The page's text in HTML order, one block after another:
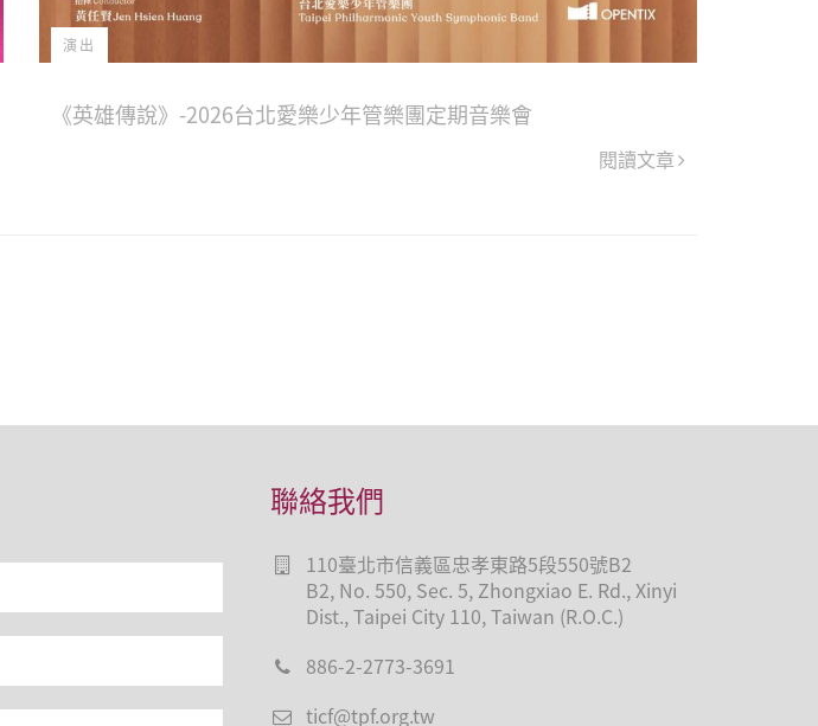
演出
《英雄傳說》-2026台北愛樂少年管樂團定期音樂會
閱讀文章
聯絡我們
110臺北市信義區忠孝東路5段550號B2
B2, No. 550, Sec. 5, Zhongxiao E. Rd., Xinyi
Dist., Taipei City 110, Taiwan (R.O.C.)
886-2-2773-3691
ticf@tpf.org.tw